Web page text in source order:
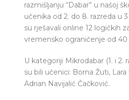
razmišljanju “Dabar” u našoj
učenika od 2. do 8. razreda u
su rješavali online 12 logičkih
vremensko ograničenje od
U kategoriji Mikrodabar (1. i 2.
su bili učenici: Borna Žuti, Lara
Adrian Navijalić Čačković.